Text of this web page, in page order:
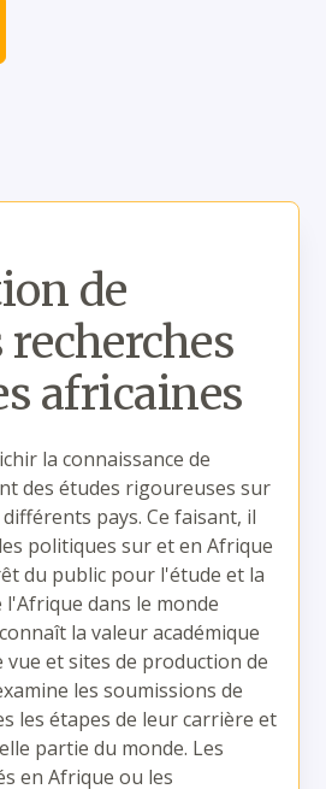
de
africaines
la connaissance de
des études rigoureuses sur
pays. Ce faisant, il
politiques sur et en Afrique
du public pour l'étude et la
dans le monde
la valeur académique
vue et sites de production de
les soumissions de
les étapes de leur carrière et
partie du monde. Les
en Afrique ou les